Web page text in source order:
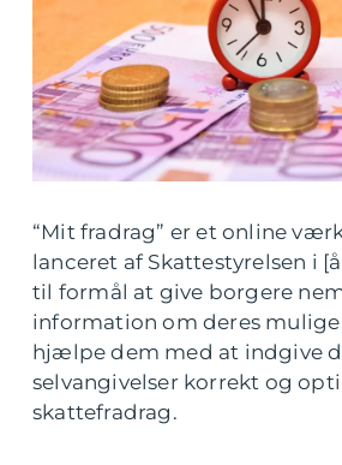
“Mit fradrag” er et online
lanceret af Skattestyrelsen i
til formål at give borgere
information om deres
hjælpe dem med at indgive
selvangivelser korrekt og
skattefradrag.